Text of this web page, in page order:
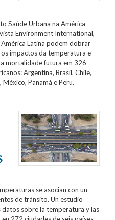
Saúde Urbana na América
Environment International,
Latina podem dobrar
impactos da temperatura e
mortalidade futura em 326
Argentina, Brasil, Chile,
México, Panamá e Peru.
se asocian con un
de tránsito. Un estudio
datos sobre la temperatura y las